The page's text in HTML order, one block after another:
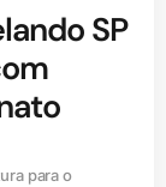
SP
para o